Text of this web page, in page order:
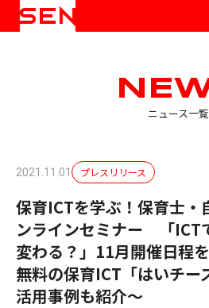
ニュース一覧
2021.11.01 プレスリリース
保育ICTを学ぶ！保育士・
ンラインセミナー 「ICT
変わる？」11月開催日程
無料の保育ICT「はいチー
活用事例も紹介～